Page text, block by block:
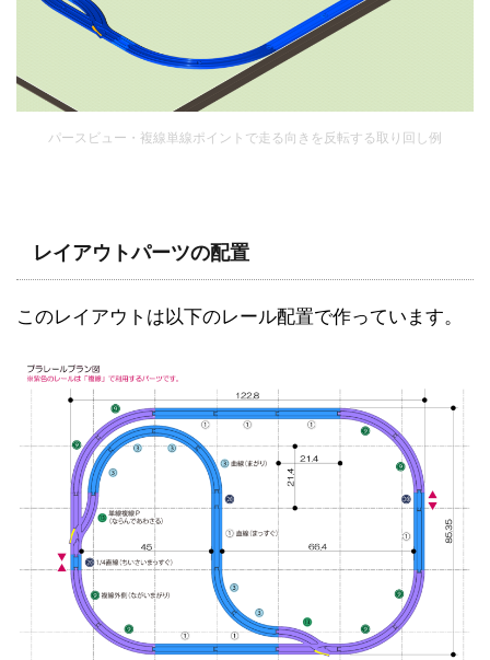
パースビュー・複線単線ポイントで走る向きを反転する取り回し例
レイアウトパーツの配置
このレイアウトは以下のレール配置で作っています。